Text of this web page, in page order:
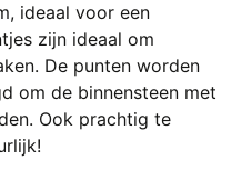
ideaal voor een
zijn ideaal om
De punten worden
om de binnensteen met
Ook prachtig te